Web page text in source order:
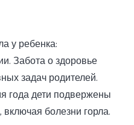
у ребенка:
Забота о здоровье
задач родителей.
года дети подвержены
болезни горла.